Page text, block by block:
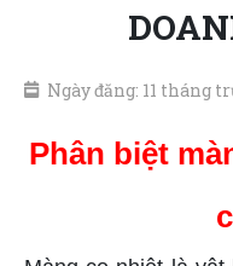
Ngày đăng: 11 tháng
Phân biệt